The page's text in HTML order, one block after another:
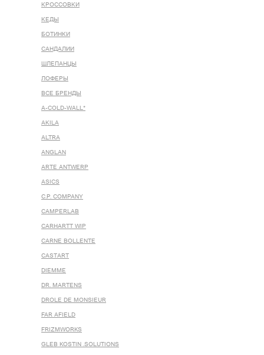
КРОССОВКИ
КЕДЫ
БОТИНКИ
САНДАЛИИ
ШЛЕПАНЦЫ
ЛОФЕРЫ
ВСЕ БРЕНДЫ
A-COLD-WALL*
AKILA
ALTRA
ANGLAN
ARTE ANTWERP
ASICS
C.P. COMPANY
CAMPERLAB
CARHARTT WIP
CARNE BOLLENTE
CASTART
DIEMME
DR. MARTENS
DROLE DE MONSIEUR
FAR AFIELD
FRIZMWORKS
GLEB KOSTIN .SOLUTIONS